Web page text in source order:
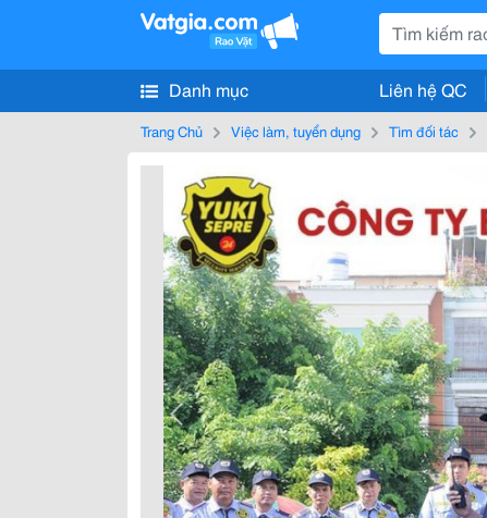
Danh mục Liên hệ QC
Trang Chủ Việc làm, tuyển dụng Tìm đối tác